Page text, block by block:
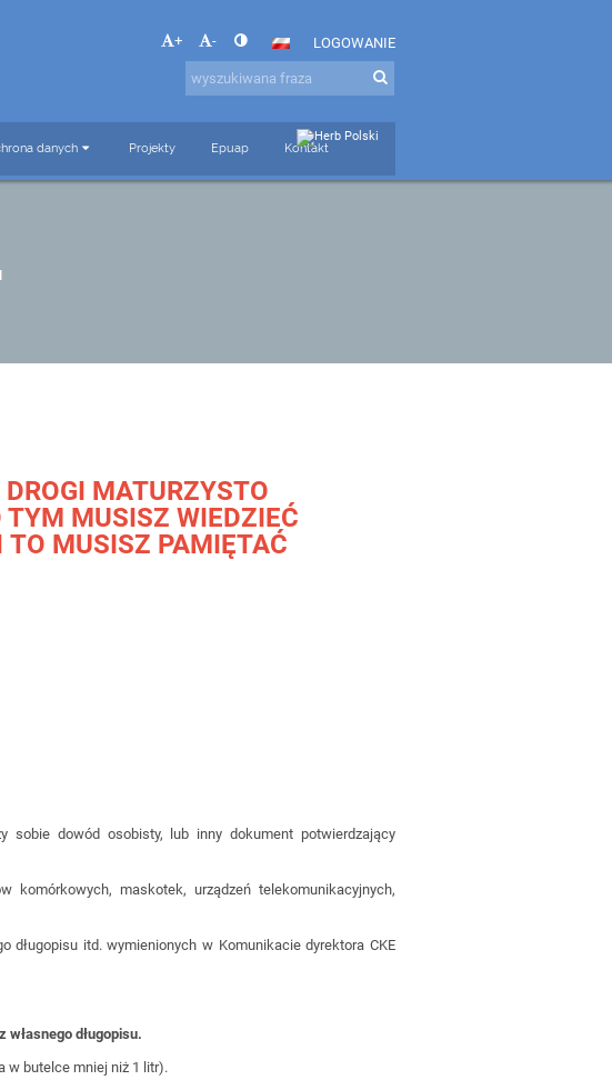
+ - LOGOWANIE
danych Projekty Epuap Kontakt
DROGI MATURZYSTO
TYM MUSISZ WIEDZIEĆ
TO MUSISZ PAMIĘTAĆ
sobie dowód osobisty, lub inny dokument potwierdzający
maskotek, urządzeń telekomunikacyjnych,
długopisu itd. wymienionych w Komunikacie dyrektora CKE
długopisu.
w butelce mniej niż 1 litr).